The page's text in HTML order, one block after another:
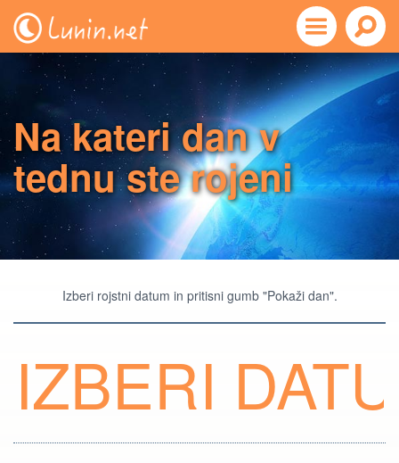
Na kateri dan v
tednu ste rojeni
Izberi rojstni datum in pritisni gumb "Pokaži dan".